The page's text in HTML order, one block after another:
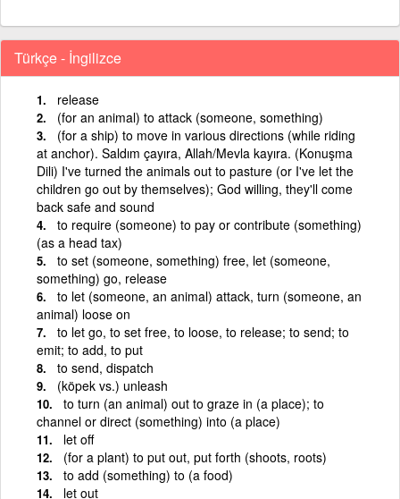
Türkçe - İngilizce
release
(for an animal) to attack (someone, something)
(for a ship) to move in various directions (while riding
at anchor). Saldım çayıra, Allah/Mevla kayıra. (Konuşma
Dili) I've turned the animals out to pasture (or I've let the
children go out by themselves); God willing, they'll come
back safe and sound
to require (someone) to pay or contribute (something)
(as a head tax)
to set (someone, something) free, let (someone,
something) go, release
to let (someone, an animal) attack, turn (someone, an
animal) loose on
to let go, to set free, to loose, to release; to send; to
emit; to add, to put
to send, dispatch
(köpek vs.) unleash
to turn (an animal) out to graze in (a place); to
channel or direct (something) into (a place)
let off
(for a plant) to put out, put forth (shoots, roots)
to add (something) to (a food)
let out